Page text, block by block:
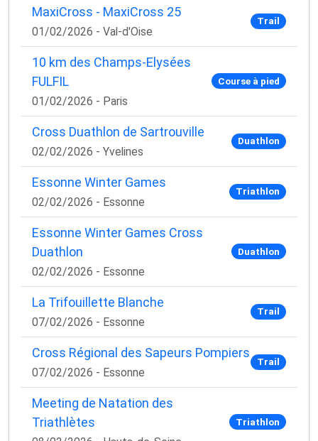
MaxiCross - MaxiCross 25
01/02/2026 - Val-d'Oise
Trail
10 km des Champs-Elysées
FULFIL
01/02/2026 - Paris
Course à pied
Cross Duathlon de Sartrouville
02/02/2026 - Yvelines
Duathlon
Essonne Winter Games
02/02/2026 - Essonne
Triathlon
Essonne Winter Games Cross
Duathlon
02/02/2026 - Essonne
Duathlon
La Trifouillette Blanche
07/02/2026 - Essonne
Trail
Cross Régional des Sapeurs Pompiers
07/02/2026 - Essonne
Trail
Meeting de Natation des
Triathlètes
Triathlon